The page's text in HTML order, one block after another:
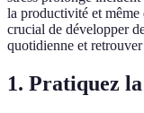
la productivité et même
crucial de développer
quotidienne et
1. Pratiquez